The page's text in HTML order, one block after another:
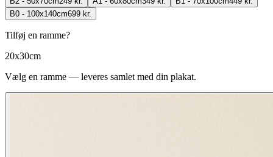
B0 - 100x140cm699 kr.
Tilføj en ramme?
20x30cm
Vælg en ramme — leveres samlet med din plakat.